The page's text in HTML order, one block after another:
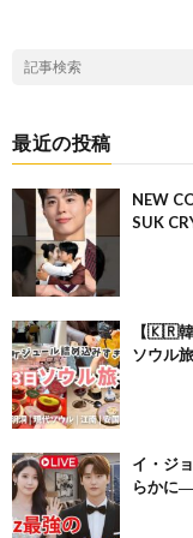
最近の投稿
NEW
SUK
【🇰🇷
ソウル
イ・ジ
らかに